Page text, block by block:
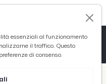
essenziali al funzionamento
il traffico. Questo
di consenso.